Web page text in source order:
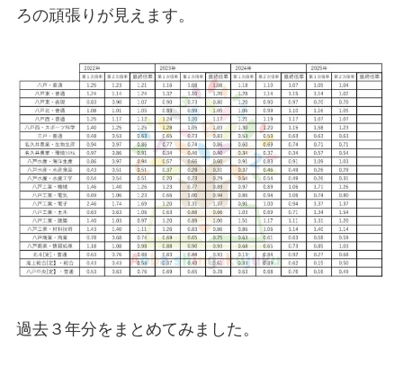
ろの頑張りが見えます。
過去３年分をまとめてみました。